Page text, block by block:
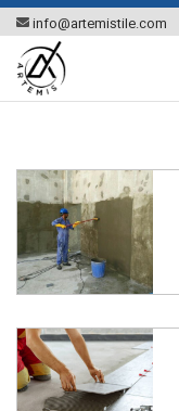
info@artemistile.com